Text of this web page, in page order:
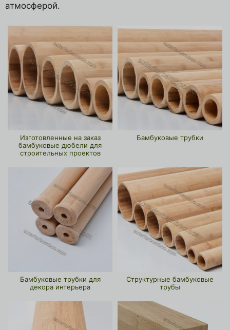
атмосферой.
Изготовленные на заказ
бамбуковые дюбели для
строительных проектов
Бамбуковые трубки
Бамбуковые трубки для
декора интерьера
Структурные бамбуковые
трубы